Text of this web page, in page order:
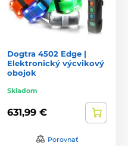
Dogtra 4502 Edge |
Elektronický výcvikový
obojok
Skladom
631,99 €
Porovnať